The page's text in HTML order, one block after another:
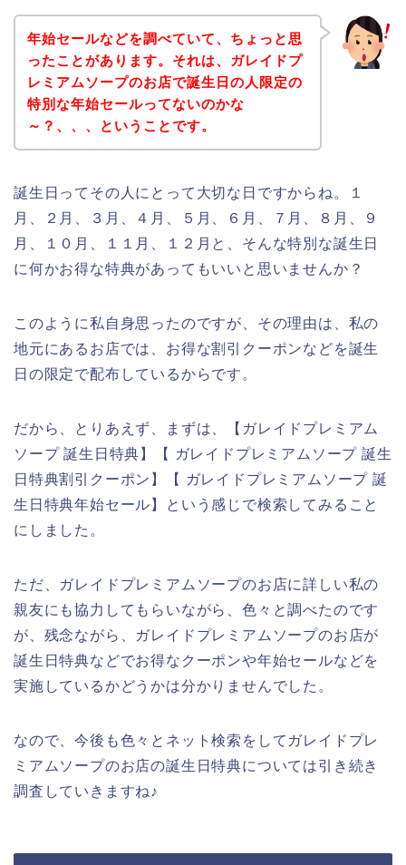
年始セールなどを調べていて、ちょっと思
ったことがあります。それは、ガレイドプ
レミアムソープのお店で誕生日の人限定の
特別な年始セールってないのかな
～？、、、ということです。
誕生日ってその人にとって大切な日ですからね。１
月、２月、３月、４月、５月、６月、７月、８月、９
月、１０月、１１月、１２月と、そんな特別な誕生日
に何かお得な特典があってもいいと思いませんか？
このように私自身思ったのですが、その理由は、私の
地元にあるお店では、お得な割引クーポンなどを誕生
日の限定で配布しているからです。
だから、とりあえず、まずは、【ガレイドプレミアム
ソープ 誕生日特典】【 ガレイドプレミアムソープ 誕生
日特典割引クーポン】【 ガレイドプレミアムソープ 誕
生日特典年始セール】という感じで検索してみること
にしました。
ただ、ガレイドプレミアムソープのお店に詳しい私の
親友にも協力してもらいながら、色々と調べたのです
が、残念ながら、ガレイドプレミアムソープのお店が
誕生日特典などでお得なクーポンや年始セールなどを
実施しているかどうかは分かりませんでした。
なので、今後も色々とネット検索をしてガレイドプレ
ミアムソープのお店の誕生日特典については引き続き
調査していきますね♪